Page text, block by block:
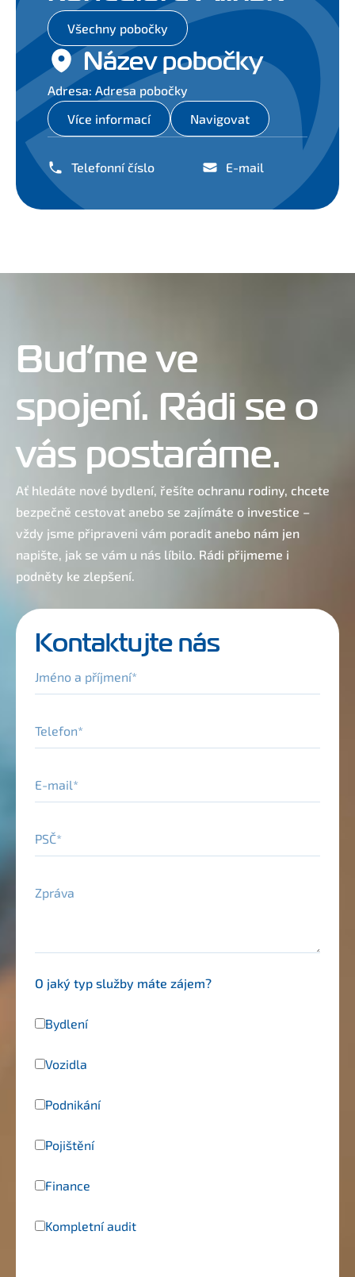
Všechny pobočky
Název pobočky
Adresa: Adresa pobočky
Více informací
Navigovat
Telefonní číslo E-mail
Buďme ve
spojení. Rádi se o
vás postaráme.
Ať hledáte nové bydlení, řešíte ochranu rodiny, chcete
bezpečně cestovat anebo se zajímáte o investice –
vždy jsme připraveni vám poradit anebo nám jen
napište, jak se vám u nás líbilo. Rádi přijmeme i
podněty ke zlepšení.
Kontaktujte nás
Jméno a příjmení
Telefon
E-mail
PSČ
Zpráva
O jaký typ služby máte zájem?
Bydlení
Vozidla
Podnikání
Pojištění
Finance
Kompletní audit